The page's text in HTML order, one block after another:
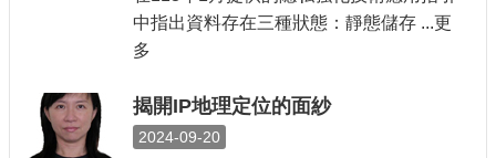
中指出資料存在三種狀態：靜態儲存 ...更
多
揭開IP地理定位的面紗
2024-09-20